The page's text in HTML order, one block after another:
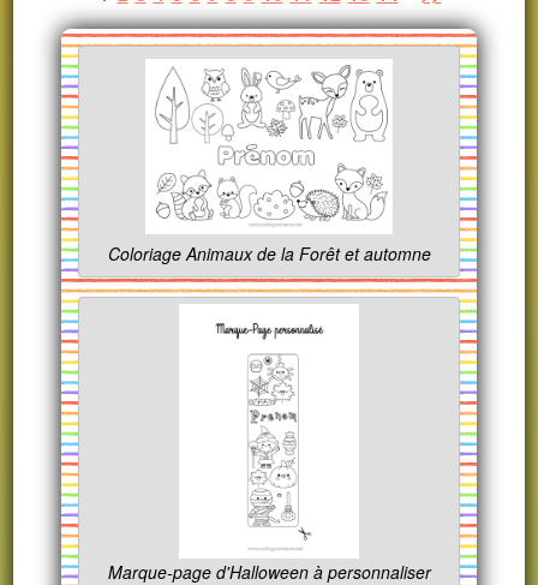
Coloriage Animaux de la Forêt et automne
Marque-page d'Halloween à personnaliser